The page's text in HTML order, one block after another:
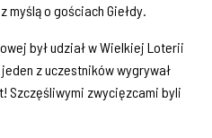
o gościach Giełdy.
był udział w Wielkiej Loterii
z uczestników wygrywał
Szczęśliwymi zwycięzcami byli